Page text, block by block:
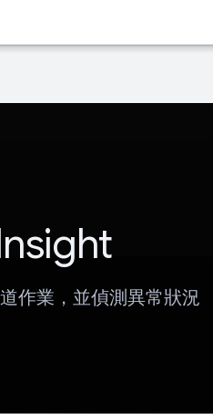
作業，並偵測異常狀況